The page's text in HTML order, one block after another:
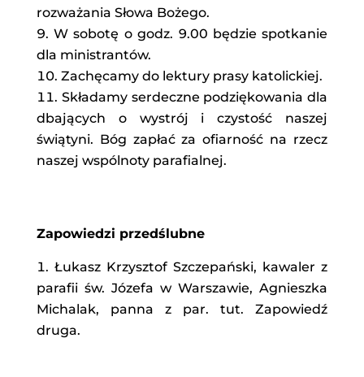
rozważania Słowa Bożego.
W sobotę o godz. 9.00 będzie spotkanie
dla ministrantów.
Zachęcamy do lektury prasy katolickiej.
Składamy serdeczne podziękowania dla
dbających o wystrój i czystość naszej
świątyni. Bóg zapłać za ofiarność na rzecz
naszej wspólnoty parafialnej.
Zapowiedzi przedślubne
Łukasz Krzysztof Szczepański, kawaler z
parafii św. Józefa w Warszawie, Agnieszka
Michalak, panna z par. tut. Zapowiedź
druga.